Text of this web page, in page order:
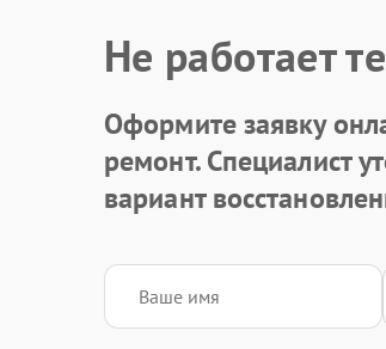
Не работает
Оформите заявку
ремонт. Специалист
вариант